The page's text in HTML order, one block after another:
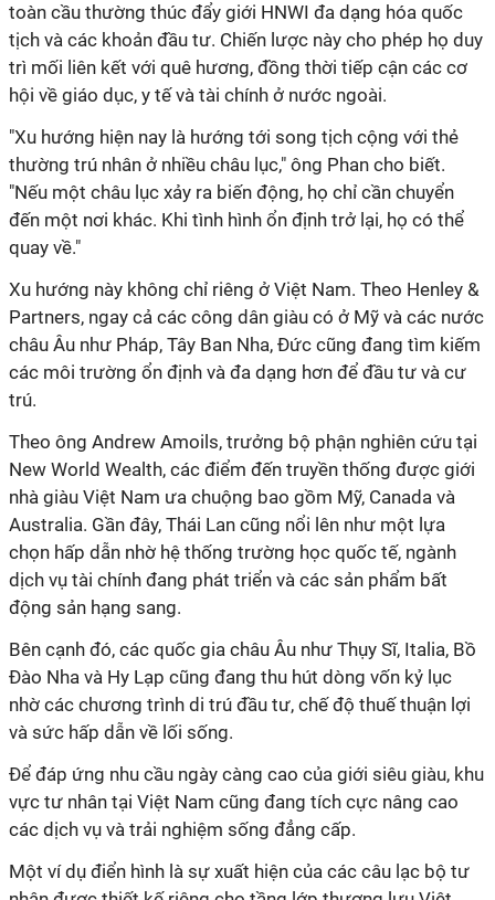
toàn cầu thường thúc đẩy giới HNWI đa dạng hóa quốc
tịch và các khoản đầu tư. Chiến lược này cho phép họ duy
trì mối liên kết với quê hương, đồng thời tiếp cận các cơ
hội về giáo dục, y tế và tài chính ở nước ngoài.
"Xu hướng hiện nay là hướng tới song tịch cộng với thẻ
thường trú nhân ở nhiều châu lục," ông Phan cho biết.
"Nếu một châu lục xảy ra biến động, họ chỉ cần chuyển
đến một nơi khác. Khi tình hình ổn định trở lại, họ có thể
quay về."
Xu hướng này không chỉ riêng ở Việt Nam. Theo Henley &
Partners, ngay cả các công dân giàu có ở Mỹ và các nước
châu Âu như Pháp, Tây Ban Nha, Đức cũng đang tìm kiếm
các môi trường ổn định và đa dạng hơn để đầu tư và cư
trú.
Theo ông Andrew Amoils, trưởng bộ phận nghiên cứu tại
New World Wealth, các điểm đến truyền thống được giới
nhà giàu Việt Nam ưa chuộng bao gồm Mỹ, Canada và
Australia. Gần đây, Thái Lan cũng nổi lên như một lựa
chọn hấp dẫn nhờ hệ thống trường học quốc tế, ngành
dịch vụ tài chính đang phát triển và các sản phẩm bất
động sản hạng sang.
Bên cạnh đó, các quốc gia châu Âu như Thụy Sĩ, Italia, Bồ
Đào Nha và Hy Lạp cũng đang thu hút dòng vốn kỷ lục
nhờ các chương trình di trú đầu tư, chế độ thuế thuận lợi
và sức hấp dẫn về lối sống.
Để đáp ứng nhu cầu ngày càng cao của giới siêu giàu, khu
vực tư nhân tại Việt Nam cũng đang tích cực nâng cao
các dịch vụ và trải nghiệm sống đẳng cấp.
Một ví dụ điển hình là sự xuất hiện của các câu lạc bộ tư